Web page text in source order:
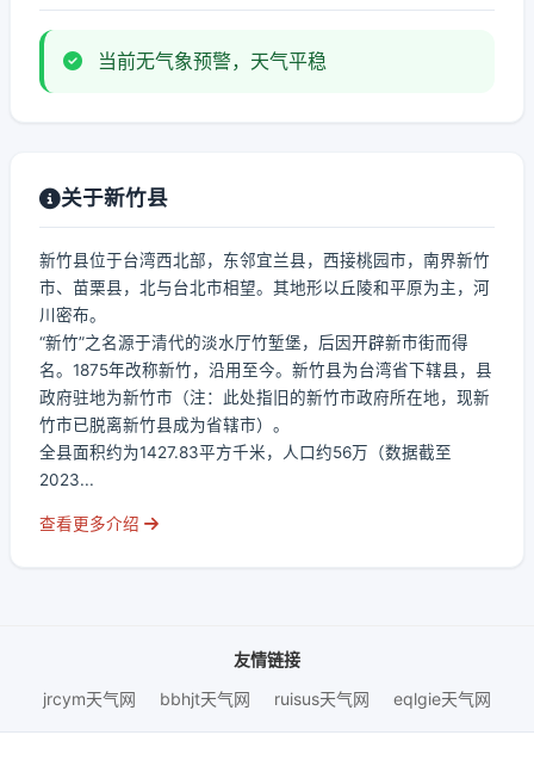
当前无气象预警，天气平稳
关于新竹县
新竹县位于台湾西北部，东邻宜兰县，西接桃园市，南界新竹
市、苗栗县，北与台北市相望。其地形以丘陵和平原为主，河
川密布。
“新竹”之名源于清代的淡水厅竹堑堡，后因开辟新市街而得
名。1875年改称新竹，沿用至今。新竹县为台湾省下辖县，县
政府驻地为新竹市（注：此处指旧的新竹市政府所在地，现新
竹市已脱离新竹县成为省辖市）。
全县面积约为1427.83平方千米，人口约56万（数据截至
2023...
查看更多介绍
友情链接
jrcym天气网
bbhjt天气网 ruisus天气网 eqlgie天气网